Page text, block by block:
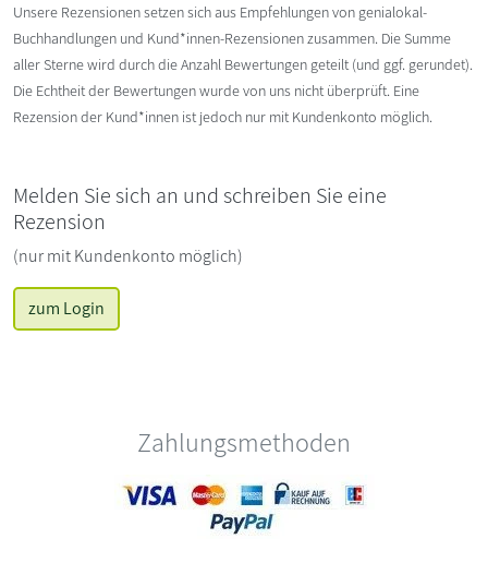
Unsere Rezensionen setzen sich aus Empfehlungen von genialokal-
Buchhandlungen und Kund*innen-Rezensionen zusammen. Die Summe
aller Sterne wird durch die Anzahl Bewertungen geteilt (und ggf. gerundet).
Die Echtheit der Bewertungen wurde von uns nicht überprüft. Eine
Rezension der Kund*innen ist jedoch nur mit Kundenkonto möglich.
Melden Sie sich an und schreiben Sie eine
Rezension
(nur mit Kundenkonto möglich)
zum Login
Zahlungsmethoden